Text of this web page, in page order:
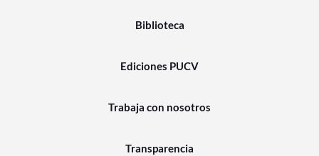
Biblioteca
Ediciones PUCV
Trabaja con nosotros
Transparencia